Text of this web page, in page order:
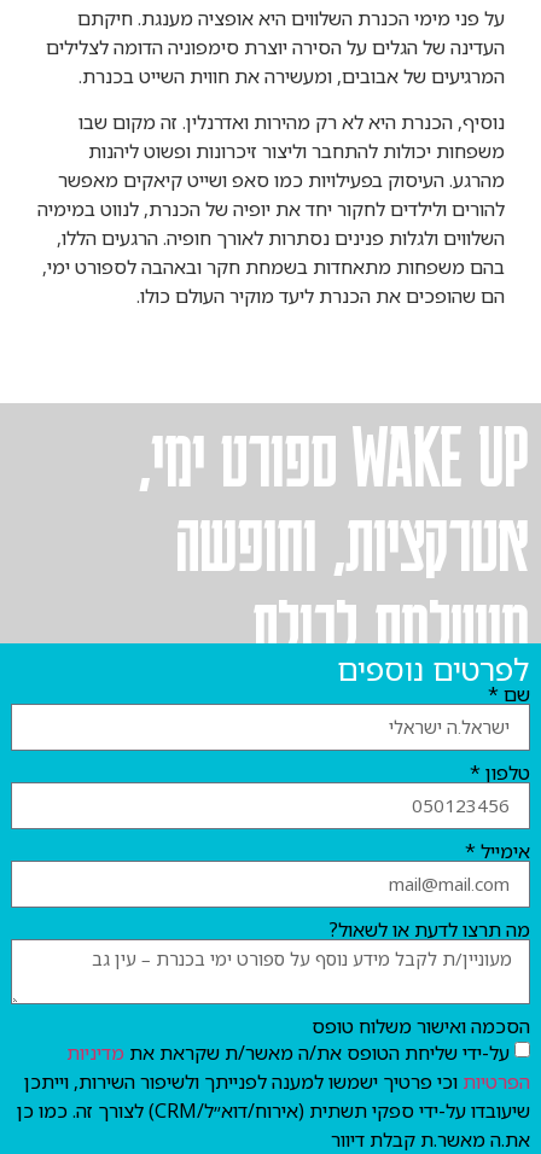
על פני מימי הכנרת השלווים היא אופציה מענגת. חיקתם
העדינה של הגלים על הסירה יוצרת סימפוניה הדומה לצלילים
המרגיעים של אבובים, ומעשירה את חווית השייט בכנרת.
נוסיף, הכנרת היא לא רק מהירות ואדרנלין. זה מקום שבו
משפחות יכולות להתחבר וליצור זיכרונות ופשוט ליהנות
מהרגע. העיסוק בפעילויות כמו סאפ ושייט קיאקים מאפשר
להורים ולילדים לחקור יחד את יופיה של הכנרת, לנווט במימיה
השלווים ולגלות פנינים נסתרות לאורך חופיה. הרגעים הללו,
בהם משפחות מתאחדות בשמחת חקר ובאהבה לספורט ימי,
הם שהופכים את הכנרת ליעד מוקיר העולם כולו.
WAKE UP ספורט ימי,
אטרקציות, וחופשה
מושלמת לכולם
לפרטים נוספים
שם *
טלפון *
אימייל *
מה תרצו לדעת או לשאול?
הסכמה ואישור משלוח טופס
על-ידי שליחת הטופס את/ה מאשר/ת שקראת את מדיניות
הפרטיות וכי פרטיך ישמשו למענה לפנייתך ולשיפור השירות, וייתכן
שיעובדו על-ידי ספקי תשתית (אירוח/דוא״ל/CRM) לצורך זה. כמו כן
את.ה מאשר.ת קבלת דיוור